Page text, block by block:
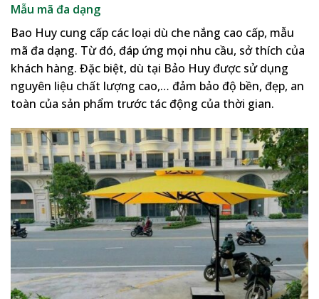
Mẫu mã đa dạng
Bao Huy cung cấp các loại dù che nắng cao cấp, mẫu
mã đa dạng. Từ đó, đáp ứng mọi nhu cầu, sở thích của
khách hàng. Đặc biệt, dù tại Bảo Huy được sử dụng
nguyên liệu chất lượng cao,… đảm bảo độ bền, đẹp, an
toàn của sản phẩm trước tác động của thời gian.